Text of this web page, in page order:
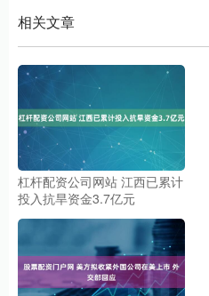
相关文章
杠杆配资公司网站 江西已累计
投入抗旱资金3.7亿元